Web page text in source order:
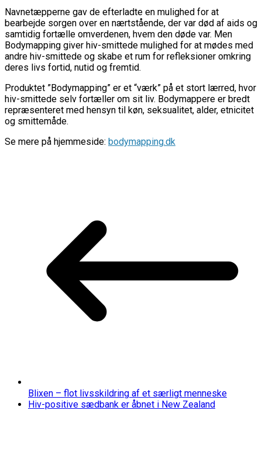
Navnetæpperne gav de efterladte en mulighed for at
bearbejde sorgen over en nærtstående, der var død af aids og
samtidig fortælle omverdenen, hvem den døde var. Men
Bodymapping giver hiv-smittede mulighed for at mødes med
andre hiv-smittede og skabe et rum for refleksioner omkring
deres livs fortid, nutid og fremtid.
Produktet ”Bodymapping” er et “værk” på et stort lærred, hvor
hiv-smittede selv fortæller om sit liv. Bodymappere er bredt
repræsenteret med hensyn til køn, seksualitet, alder, etnicitet
og smittemåde.
Se mere på hjemmeside: bodymapping.dk
Blixen – flot livsskildring af et særligt menneske
Hiv-positive sædbank er åbnet i New Zealand